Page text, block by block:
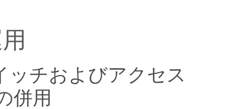
ッチおよびアクセス
併用